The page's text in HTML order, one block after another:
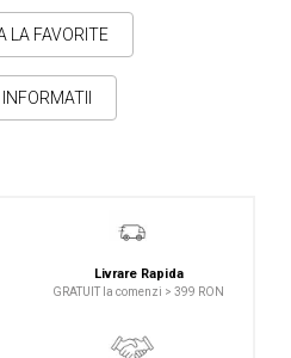
LA FAVORITE
Livrare Rapida
GRATUIT la comenzi > 399 RON